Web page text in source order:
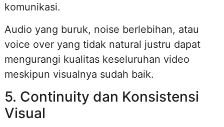
komunikasi.
Audio yang buruk, noise berlebihan, atau
voice over yang tidak natural justru dapat
mengurangi kualitas keseluruhan video
meskipun visualnya sudah baik.
5. Continuity dan Konsistensi
Visual